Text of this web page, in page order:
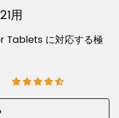
用
に対応する極